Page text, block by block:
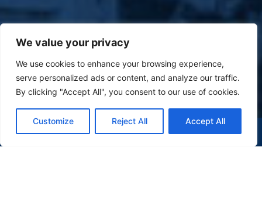
We value your privacy
We use cookies to enhance your browsing experience,
serve personalized ads or content, and analyze our traffic.
By clicking "Accept All", you consent to our use of cookies.
Customize Reject All Accept All
(47) 9 9977-7630